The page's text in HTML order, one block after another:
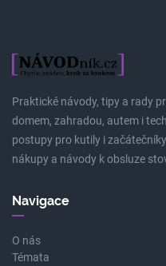
Praktické návody, tipy a rady
domem, zahradou, autem i
postupy pro kutily i
nákupy a návody k obsluze
Navigace
O nás
Témata